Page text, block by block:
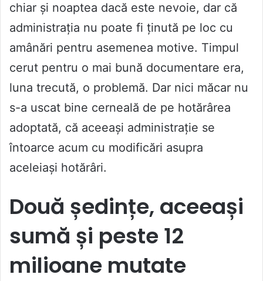
chiar și noaptea dacă este nevoie, dar că
administrația nu poate fi ținută pe loc cu
amânări pentru asemenea motive. Timpul
cerut pentru o mai bună documentare era,
luna trecută, o problemă. Dar nici măcar nu
s-a uscat bine cerneală de pe hotărârea
adoptată, că aceeași administrație se
întoarce acum cu modificări asupra
aceleiași hotărâri.
Două ședințe, aceeași
sumă și peste 12
milioane mutate